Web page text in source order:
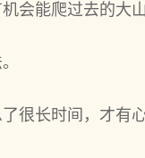
会能爬过去的大
很长时间，才有